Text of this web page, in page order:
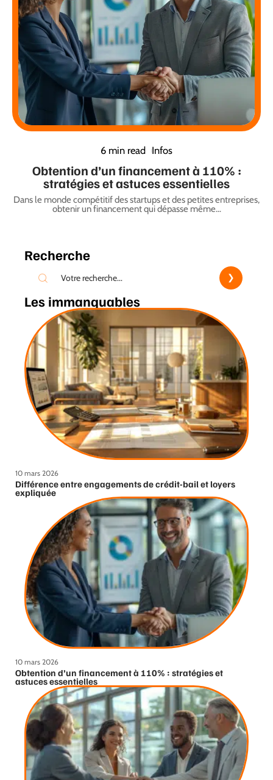
6 min read Infos
Obtention d’un financement à 110% :
stratégies et astuces essentielles
Dans le monde compétitif des startups et des petites entreprises,
obtenir un financement qui dépasse même…
Recherche
Les immanquables
10 mars 2026
Différence entre engagements de crédit-bail et loyers
expliquée
10 mars 2026
Obtention d’un financement à 110% : stratégies et
astuces essentielles